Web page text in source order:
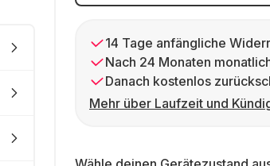
14 Tage anfängliche
Nach 24 Monaten
Danach kostenlos
Mehr über Laufzeit und